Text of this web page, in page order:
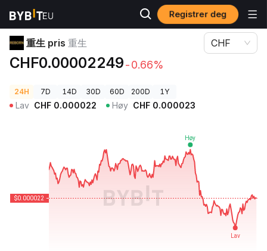
Registrer deg
Kryptopriser
重生 pris 重生
CHF0.00002249-0.66%
CHF
24H 7D 14D 30D 60D 200D 1Y
Lav CHF 0.000022 Høy CHF 0.000023